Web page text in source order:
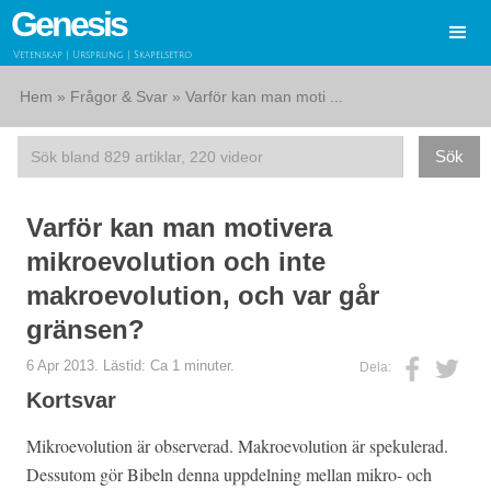
Genesis
Vetenskap | Ursprung | Skapelsetro
Hem » Frågor & Svar » Varför kan man moti ...
Varför kan man motivera
mikroevolution och inte
makroevolution, och var går
gränsen?
Dela:
6 Apr 2013. Lästid: Ca 1 minuter.
Kortsvar
Mikroevolution är observerad. Makroevolution är spekulerad.
Dessutom gör Bibeln denna uppdelning mellan mikro- och